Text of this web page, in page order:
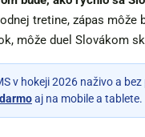
tretine, zápas môže
môže duel Slovákom
v hokeji 2026 naživo a
aj na mobile a tablete.